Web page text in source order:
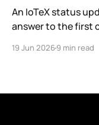
An IoTeX status
answer to the first
three challenges
19 Jun 20269 min read